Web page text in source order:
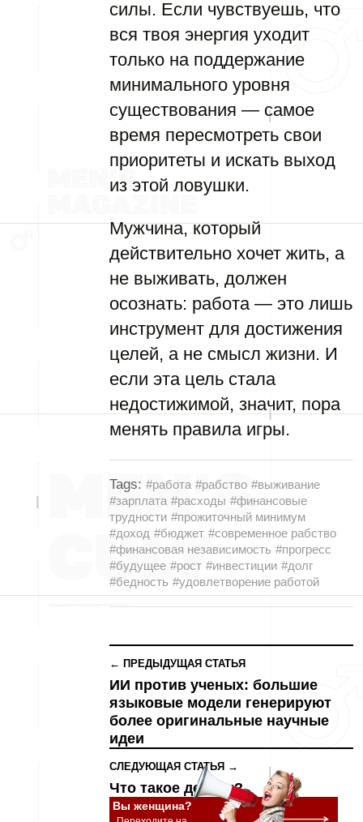
силы. Если чувствуешь, что
вся твоя энергия уходит
только на поддержание
минимального уровня
существования — самое
время пересмотреть свои
приоритеты и искать выход
из этой ловушки.
Мужчина, который
действительно хочет жить, а
не выживать, должен
осознать: работа — это лишь
инструмент для достижения
целей, а не смысл жизни. И
если эта цель стала
недостижимой, значит, пора
менять правила игры.
Tags: #работа #рабство #выживание
#зарплата #расходы #финансовые
трудности #прожиточный минимум
#доход #бюджет #современное рабство
#финансовая независимость #прогресс
#будущее #рост #инвестиции #долг
#бедность #удовлетворение работой
← ПРЕДЫДУЩАЯ СТАТЬЯ
ИИ против ученых: большие
языковые модели генерируют
более оригинальные научные
идеи
СЛЕДУЮЩАЯ СТАТЬЯ →
Что такое деньги?
Вы женщина?